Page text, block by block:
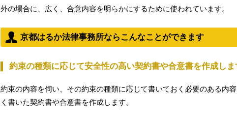
外の場合に、広く、合意内容を明らかにするために使われています。
京都はるか法律事務所ならこんなことができます
約束の種類に応じて安全性の高い契約書や合意書を作成しま
約束の内容を伺い、その約束の種類に応じて書いておく必要のある内
く書いた契約書や合意書を作成します。